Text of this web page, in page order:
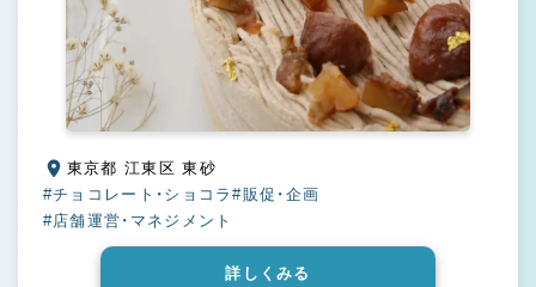
東京都 江東区 東砂
#チョコレート・ショコラ#販促・企画
#店舗運営・マネジメント
詳しくみる